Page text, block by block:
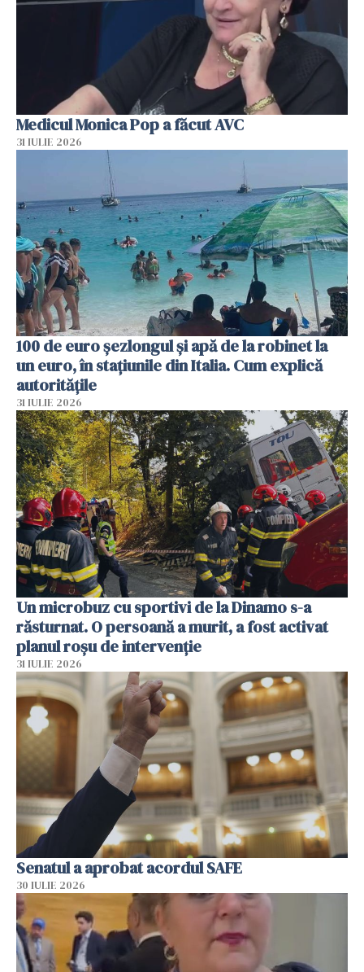
Medicul Monica Pop a făcut AVC
31 IULIE 2026
100 de euro șezlongul și apă de la robinet la
un euro, în stațiunile din Italia. Cum explică
autoritățile
31 IULIE 2026
Un microbuz cu sportivi de la Dinamo s-a
răsturnat. O persoană a murit, a fost activat
planul roșu de intervenție
31 IULIE 2026
Senatul a aprobat acordul SAFE
30 IULIE 2026